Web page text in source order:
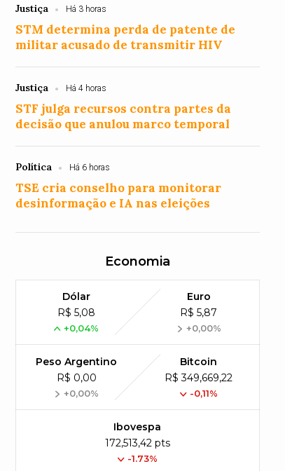
Justiça Há 3 horas
STM determina perda de patente de
militar acusado de transmitir HIV
Justiça Há 4 horas
STF julga recursos contra partes da
decisão que anulou marco temporal
Política Há 6 horas
TSE cria conselho para monitorar
desinformação e IA nas eleições
Economia
Dólar
R$ 5,08
+0,04%
Euro
R$ 5,87
+0,00%
Peso Argentino
R$ 0,00
+0,00%
Bitcoin
R$ 349,669,22
-0,11%
Ibovespa
172,513,42 pts
-1.73%